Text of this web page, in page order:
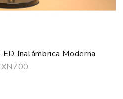
Inalámbrica Moderna